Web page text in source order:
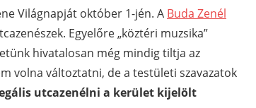
Világnapját október 1-jén. A Buda Zenél
Egyelőre „köztéri muzsika”
hivatalosan még mindig tiltja az
volna változtatni, de a testületi szavazatok
utcazenélni a kerület kijelölt